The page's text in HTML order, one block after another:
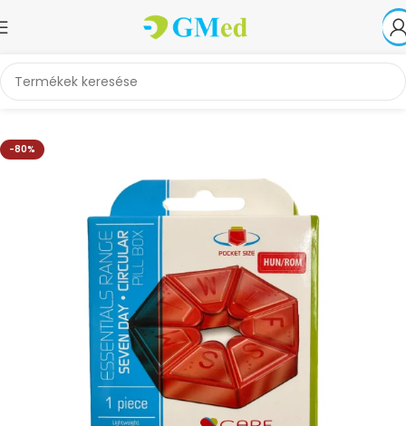
Kezdőlap Egészségvédelem és otthoni diagnosztika Gyógyszeradagolók
-80%